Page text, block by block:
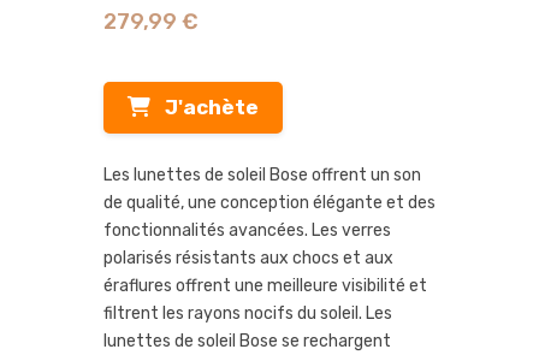
279,99 €
J'achète
Les lunettes de soleil Bose offrent un son
de qualité, une conception élégante et des
fonctionnalités avancées. Les verres
polarisés résistants aux chocs et aux
éraflures offrent une meilleure visibilité et
filtrent les rayons nocifs du soleil. Les
lunettes de soleil Bose se rechargent